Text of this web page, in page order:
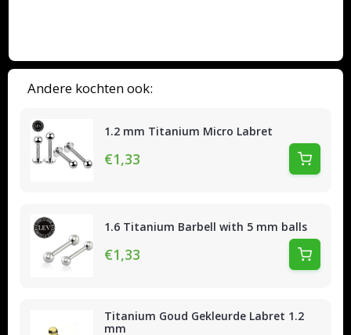
Andere kochten ook:
1.2 mm Titanium Micro Labret
€1,33
1.6 Titanium Barbell with 5 mm balls
€1,33
Titanium Goud Gekleurde Labret 1.2
mm